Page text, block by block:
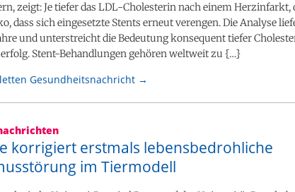
zeigt: Je tiefer das LDL-Cholesterin nach einem Herzinfarkt,
dass sich eingesetzte Stents erneut verengen. Die Analyse
und unterstreicht die Bedeutung konsequent tiefer
Stent-Behandlungen gehören weltweit zu {…}
Gesundheitsnachricht →
korrigiert erstmals lebensbedrohliche
im Tiermodell